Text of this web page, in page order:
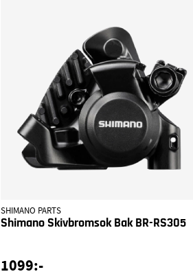
SHIMANO PARTS
Shimano Skivbromsok Bak BR-RS305
1099:-